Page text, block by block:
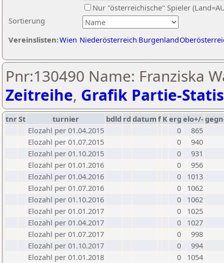
Sortierung
Nur "österreichische" Spieler
Vereinslisten:Wien Niederösterreich Burgenland
Pnr:130490 Name: Franziska
Zeitreihe, Grafik Partie-
tnrSt turnier bdld rd datumf Kerg elo+/-
Elozahl per 01.04.2015
0
865
Elozahl per 01.07.2015
0
940
Elozahl per 01.10.2015
0
931
Elozahl per 01.01.2016
0
956
Elozahl per 01.04.2016
0
1013
Elozahl per 01.07.2016
0
1062
Elozahl per 01.10.2016
0
1062
Elozahl per 01.01.2017
0
1025
Elozahl per 01.04.2017
0
1027
Elozahl per 01.07.2017
0
998
Elozahl per 01.10.2017
0
994
Elozahl per 01.01.2018
0
1054